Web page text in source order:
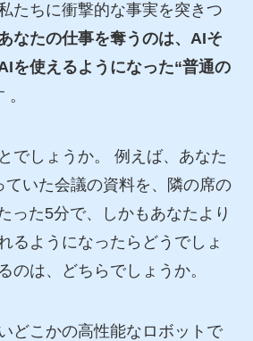
たちに衝撃的な事実を突きつ
なたの仕事を奪うのは、AIそ
を使えるようになった“普通の
。
でしょうか。 例えば、あなた
ていた会議の資料を、隣の席の
った5分で、しかもあなたより
るようになったらどうでしょ
のは、どちらでしょうか。
どこかの高性能なロボットで